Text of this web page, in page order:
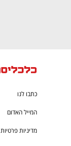
כתבו לנו
המייל האדום
מדיניות פרטיות